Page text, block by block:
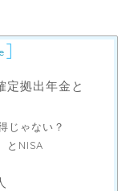
]
定拠出年金と
じゃない？
とNISA